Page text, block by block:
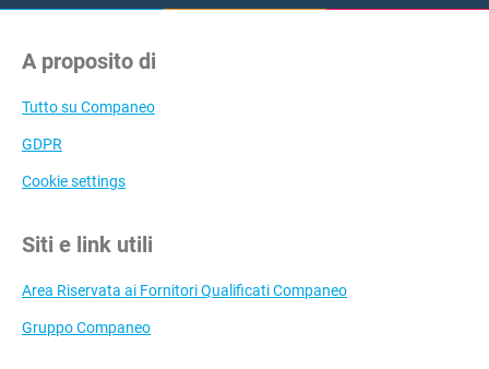
A proposito di
Tutto su Companeo
GDPR
Cookie settings
Siti e link utili
Area Riservata ai Fornitori Qualificati Companeo
Gruppo Companeo